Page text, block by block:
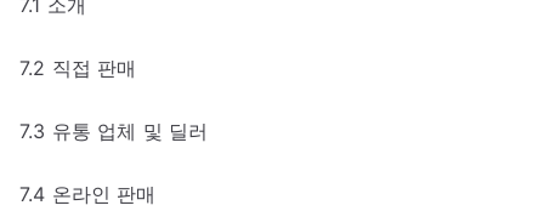
7.2 직접 판매
7.3 유통 업체 및 딜러
7.4 온라인 판매